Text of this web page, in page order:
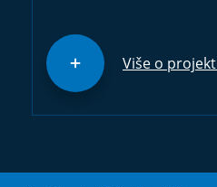
Više o